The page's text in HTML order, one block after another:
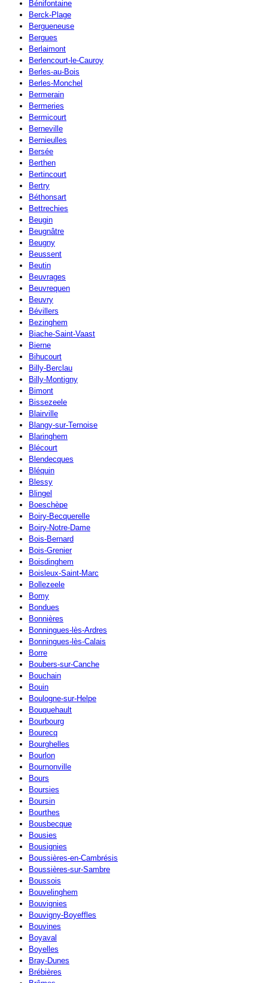
Bénifontaine
Berck-Plage
Bergueneuse
Bergues
Berlaimont
Berlencourt-le-Cauroy
Berles-au-Bois
Berles-Monchel
Bermerain
Bermeries
Bermicourt
Berneville
Bernieulles
Bersée
Berthen
Bertincourt
Bertry
Béthonsart
Bettrechies
Beugin
Beugnâtre
Beugny
Beussent
Beutin
Beuvrages
Beuvrequen
Beuvry
Bévillers
Bezinghem
Biache-Saint-Vaast
Bierne
Bihucourt
Billy-Berclau
Billy-Montigny
Bimont
Bissezeele
Blairville
Blangy-sur-Ternoise
Blaringhem
Blécourt
Blendecques
Bléquin
Blessy
Blingel
Boeschèpe
Boiry-Becquerelle
Boiry-Notre-Dame
Bois-Bernard
Bois-Grenier
Boisdinghem
Boisleux-Saint-Marc
Bollezeele
Bomy
Bondues
Bonnières
Bonningues-lès-Ardres
Bonningues-lès-Calais
Borre
Boubers-sur-Canche
Bouchain
Bouin
Boulogne-sur-Helpe
Bouquehault
Bourbourg
Bourecq
Bourghelles
Bourlon
Bournonville
Bours
Boursies
Boursin
Bourthes
Bousbecque
Bousies
Bousignies
Boussières-en-Cambrésis
Boussières-sur-Sambre
Boussois
Bouvelinghem
Bouvignies
Bouvigny-Boyeffles
Bouvines
Boyaval
Boyelles
Bray-Dunes
Brébières